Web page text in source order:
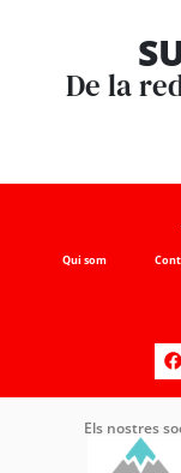
De la
Qui som
Els nostres